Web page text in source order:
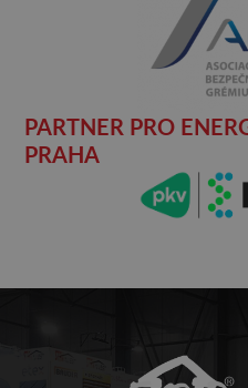
PARTNER PRO
PRAHA